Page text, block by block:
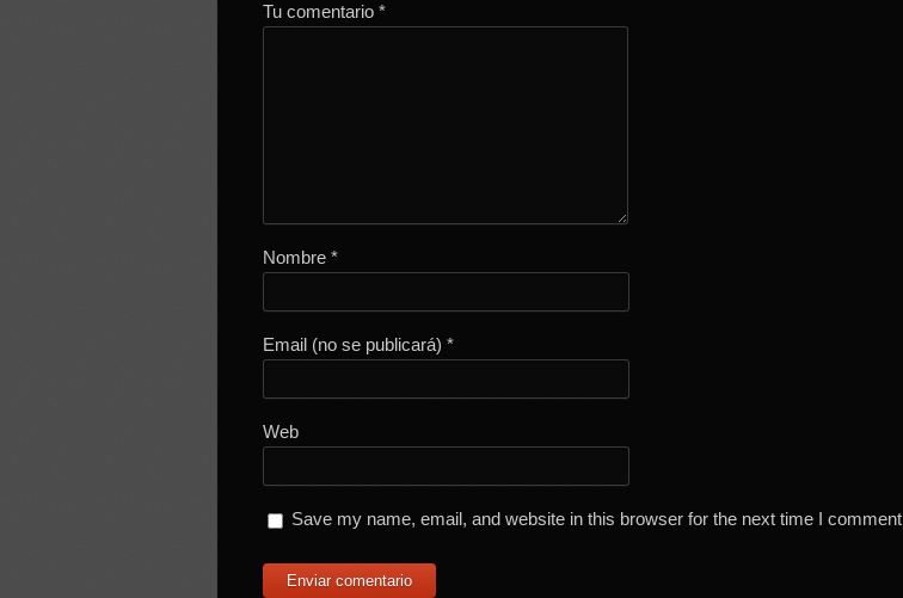
Tu comentario*
Nombre*
Email (no se publicará)*
Web
Save my name, email, and website in this browser for the next time I comment